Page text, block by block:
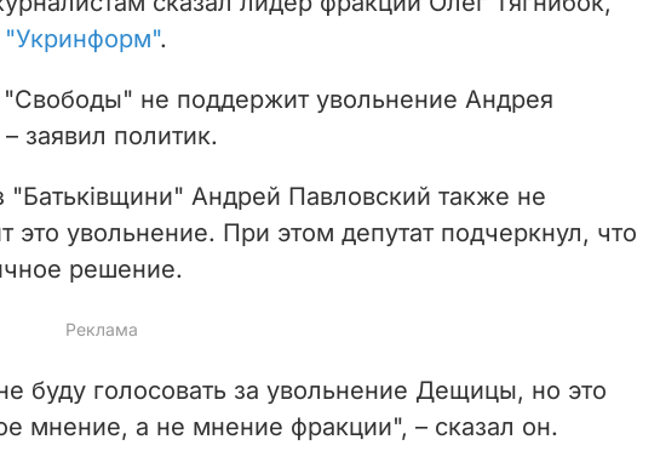
i
d
o
"Укринформ".
не поддержит увольнение Андрея
заявил политик.
"Батьківщини" Андрей Павловский также не
это увольнение. При этом депутат подчеркнул, что
решение.
буду голосовать за увольнение Дещицы, но это
мнение, а не мнение фракции", – сказал он.